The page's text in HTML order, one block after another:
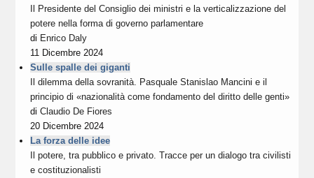
Il Presidente del Consiglio dei ministri e la verticalizzazione del
potere nella forma di governo parlamentare
di Enrico Daly
11 Dicembre 2024
Sulle spalle dei giganti
Il dilemma della sovranità. Pasquale Stanislao Mancini e il
principio di «nazionalità come fondamento del diritto delle genti»
diClaudio De Fiores
20 Dicembre 2024
La forza delle idee
Il potere, tra pubblico e privato. Tracce per un dialogo tra civilisti
e costituzionalisti